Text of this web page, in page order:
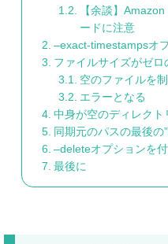
【余談】
ードに注意
–exact-timestampsオ
ファイルサイズがゼ
空のファイルを
エラーとなる
中身が空のディレクト
同期元のパスの最後の
–deleteオプションを
最後に